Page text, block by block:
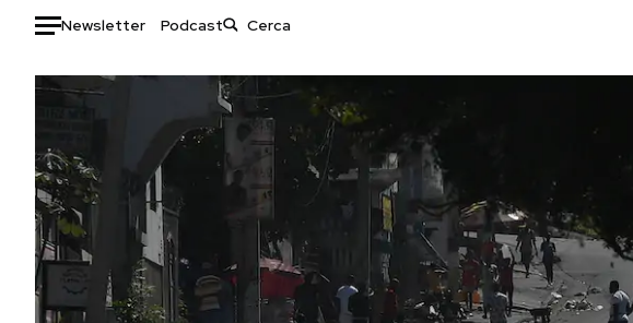
Newsletter Podcast
Auto
Mondo
Politica
Tecnologia
Internet
Moda
Consumismi
Storie/Idee
Ok Boomer!